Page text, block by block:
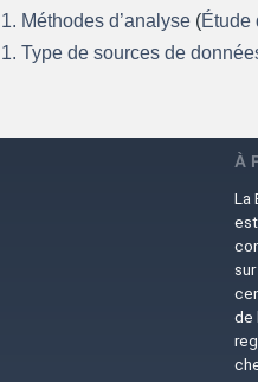
1. Méthodes d’analyse (Étude
1. Type de sources de
À
La
de